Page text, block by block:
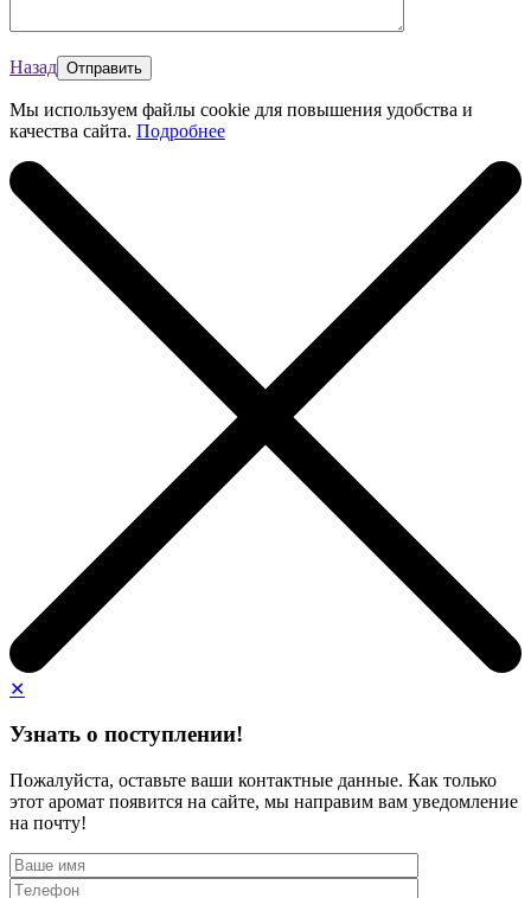
Назад
Мы используем файлы cookie для повышения удобства и
качества сайта. Подробнее
✕
Узнать о поступлении!
Пожалуйста, оставьте ваши контактные данные. Как только
этот аромат появится на сайте, мы направим вам уведомление
на почту!